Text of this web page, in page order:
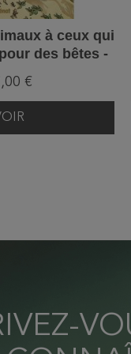
à ceux qui
des bêtes -
€